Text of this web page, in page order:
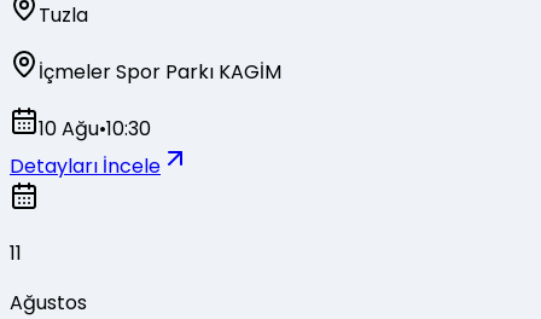
Tuzla
İçmeler Spor Parkı KAGİM
10 Ağu•10:30
Detayları İncele
11
Ağustos